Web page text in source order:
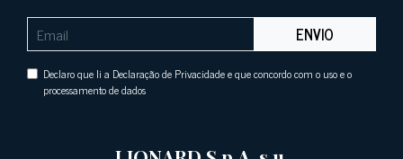
ENVIO
Declaro que li a Declaração de Privacidade e que concordo com o uso e o
processamento de dados